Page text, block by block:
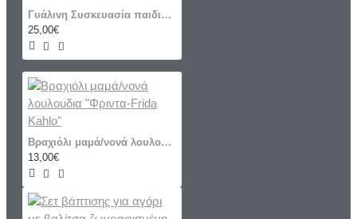
Γυάλινη Συσκευασία παιδικών κοσμημάτων
25,00€
Βραχιόλι μαμά/νονά λουλουδια "Φριντα-Frida Kahlo"
13,00€